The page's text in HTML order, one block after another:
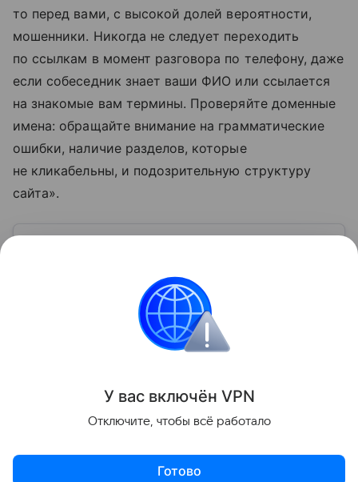
то перед вами, с высокой долей вероятности,
мошенники. Никогда не следует переходить
по ссылкам в момент разговора по телефону, даже
если собеседник знает ваши ФИО или ссылается
на знакомые вам термины. Проверяйте доменные
имена: обращайте внимание на грамматические
ошибки, наличие разделов, которые
не кликабельны, и подозрительную структуру
сайта».
налогоплательщика
Мы расскажем, как быстро узнать свой ИНН, а также
о том, где и как получить его на руки.
Поделиться
У вас включён VPN
Отключите, чтобы всё работало
Готово